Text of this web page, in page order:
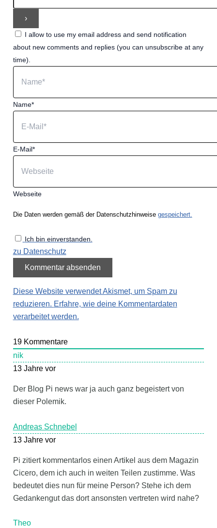
I allow to use my email address and send notification
about new comments and replies (you can unsubscribe at any
time).
Name*
E-Mail*
Webseite
Die Daten werden gemäß der Datenschutzhinweise gespeichert.
Ich bin einverstanden.
zu Datenschutz
Diese Website verwendet Akismet, um Spam zu
reduzieren. Erfahre, wie deine Kommentardaten
verarbeitet werden.
19Kommentare
nik
13 Jahre vor
Der Blog Pi news war ja auch ganz begeistert von
dieser Polemik.
Andreas Schnebel
13 Jahre vor
Pi zitiert kommentarlos einen Artikel aus dem Magazin
Cicero, dem ich auch in weiten Teilen zustimme. Was
bedeutet dies nun für meine Person? Stehe ich dem
Gedankengut das dort ansonsten vertreten wird nahe?
Theo